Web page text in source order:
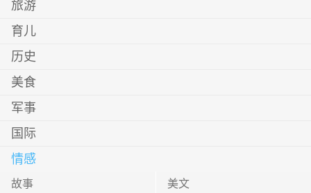
旅游
育儿
历史
美食
军事
国际
情感
故事 美文